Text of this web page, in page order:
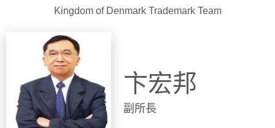
Kingdom of Denmark Trademark Team
卞宏邦
副所長